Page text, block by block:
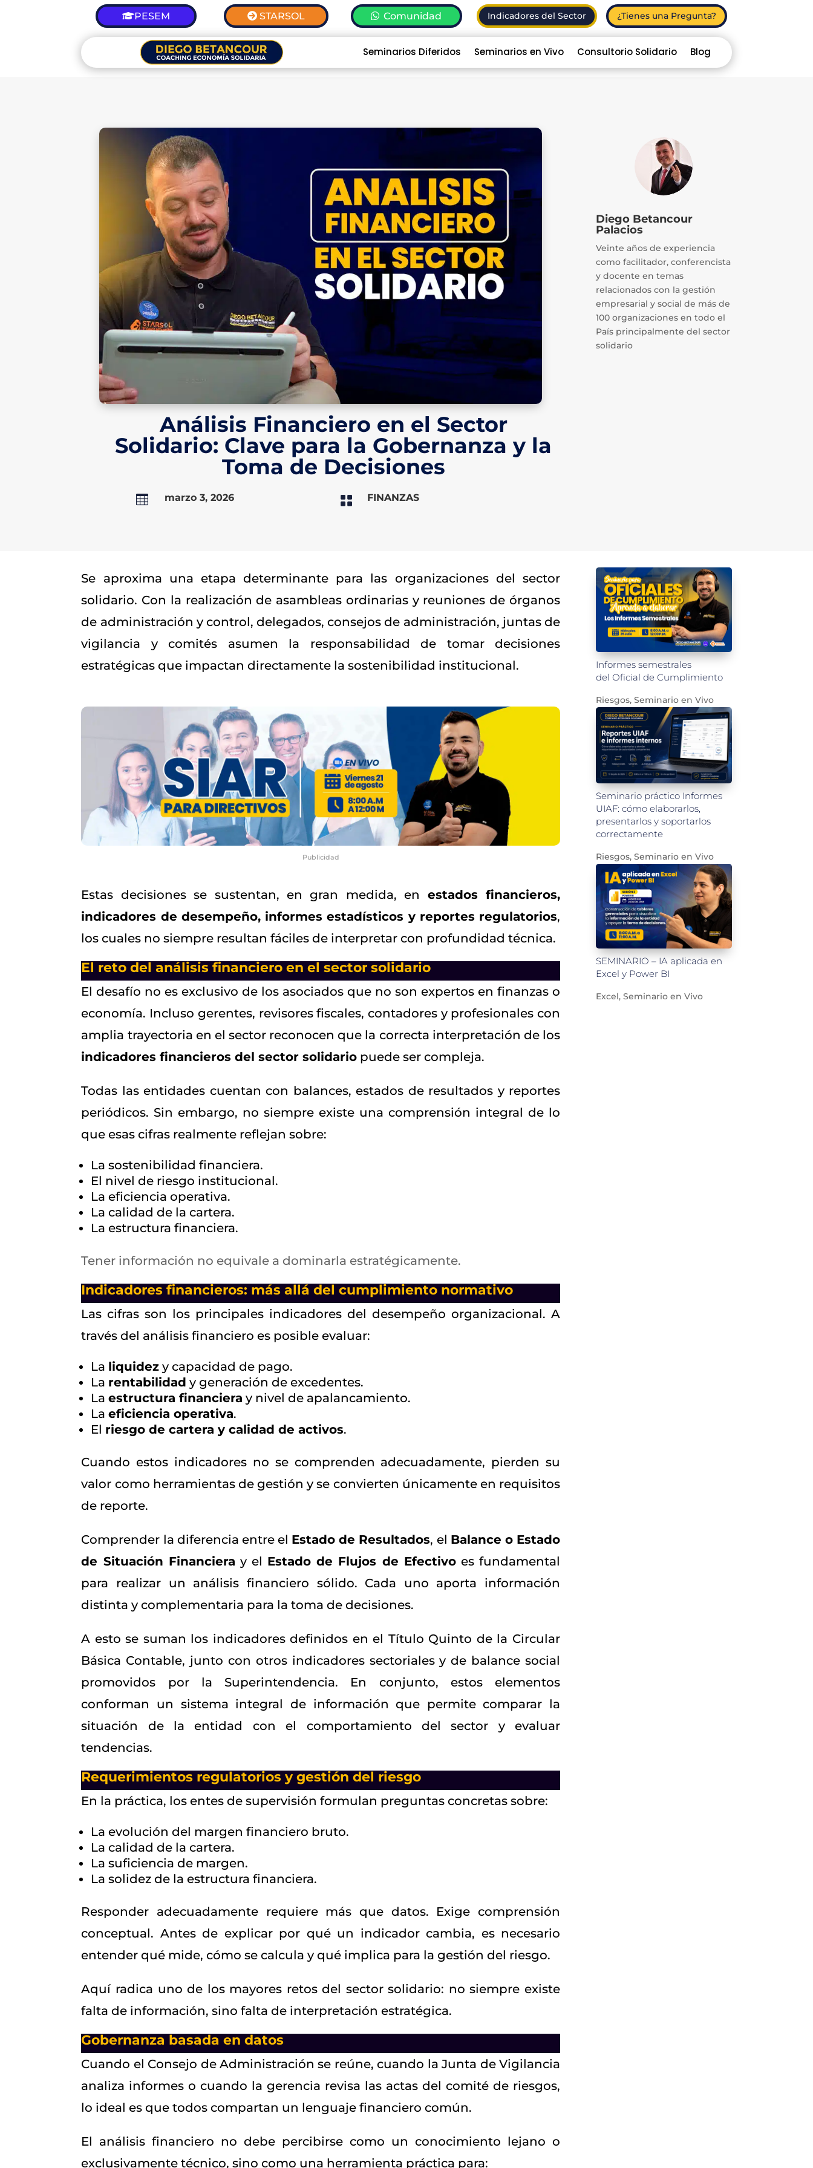
PESEM STARSOL Comunidad Indicadores del Sector ¿Tienes una Pregunta?
Seminarios Diferidos Seminarios en Vivo Consultorio Solidario Blog
Análisis Financiero en el Sector
Solidario: Clave para la Gobernanza y la
Toma de Decisiones
 marzo 3, 2026  FINANZAS
Diego Betancour
Palacios
Veinte años de experiencia
como facilitador, conferencista
y docente en temas
relacionados con la gestión
empresarial y social de más de
100 organizaciones en todo el
País principalmente del sector
solidario
Se aproxima una etapa determinante para las organizaciones del sector
solidario. Con la realización de asambleas ordinarias y reuniones de órganos
de administración y control, delegados, consejos de administración, juntas de
vigilancia y comités asumen la responsabilidad de tomar decisiones
estratégicas que impactan directamente la sostenibilidad institucional.
Publicidad
Estas decisiones se sustentan, en gran medida, en estados financieros,
indicadores de desempeño, informes estadísticos y reportes regulatorios,
los cuales no siempre resultan fáciles de interpretar con profundidad técnica.
El reto del análisis financiero en el sector solidario
El desafío no es exclusivo de los asociados que no son expertos en finanzas o
economía. Incluso gerentes, revisores fiscales, contadores y profesionales con
amplia trayectoria en el sector reconocen que la correcta interpretación de los
indicadores financieros del sector solidario puede ser compleja.
Todas las entidades cuentan con balances, estados de resultados y reportes
periódicos. Sin embargo, no siempre existe una comprensión integral de lo
que esas cifras realmente reflejan sobre:
La sostenibilidad financiera.
El nivel de riesgo institucional.
La eficiencia operativa.
La calidad de la cartera.
La estructura financiera.
Tener información no equivale a dominarla estratégicamente.
Indicadores financieros: más allá del cumplimiento normativo
Las cifras son los principales indicadores del desempeño organizacional. A
través del análisis financiero es posible evaluar:
La liquidez y capacidad de pago.
La rentabilidad y generación de excedentes.
Laestructura financiera y nivel de apalancamiento.
Laeficiencia operativa.
El riesgo de cartera y calidad de activos.
Cuando estos indicadores no se comprenden adecuadamente, pierden su
valor como herramientas de gestión y se convierten únicamente en requisitos
de reporte.
Comprender la diferencia entre el Estado de Resultados, el Balance o Estado
de Situación Financiera y el Estado de Flujos de Efectivoes fundamental
para realizar un análisis financiero sólido. Cada uno aporta información
distinta y complementaria para la toma de decisiones.
A esto se suman los indicadores definidos en el Título Quinto de la Circular
Básica Contable, junto con otros indicadores sectoriales y de balance social
promovidos por la Superintendencia. En conjunto, estos elementos
conforman un sistema integral de información que permite comparar la
situación de la entidad con el comportamiento del sector y evaluar
tendencias.
Requerimientos regulatorios y gestión del riesgo
En la práctica, los entes de supervisión formulan preguntas concretas sobre:
La evolución del margen financiero bruto.
La calidad de la cartera.
La suficiencia de margen.
La solidez de la estructura financiera.
Responder adecuadamente requiere más que datos. Exige comprensión
conceptual. Antes de explicar por qué un indicador cambia, es necesario
entender qué mide, cómo se calcula y qué implica para la gestión del riesgo.
Aquí radica uno de los mayores retos del sector solidario: no siempre existe
falta de información, sino falta de interpretación estratégica.
Gobernanza basada en datos
Cuando el Consejo de Administración se reúne, cuando la Junta de Vigilancia
analiza informes o cuando la gerencia revisa las actas del comité de riesgos,
lo ideal es que todos compartan un lenguaje financiero común.
El análisis financiero no debe percibirse como un conocimiento lejano o
exclusivamente técnico, sino como una herramienta práctica para:
Informes semestrales
del Oficial de Cumplimiento
Riesgos,Seminario en Vivo
Seminario práctico Informes
UIAF: cómo elaborarlos,
presentarlos y soportarlos
correctamente
Riesgos,Seminario en Vivo
SEMINARIO – IA aplicada en
Excel y Power BI
Excel,Seminario en Vivo